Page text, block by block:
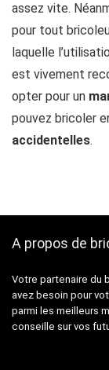
assez vite.
pour tout
laquelle
est vivement
opter pour un
pouvez bricoler
accidentelles.
A propos de
Votre partenaire du
avez besoin pour
parmi les meilleurs
conseille sur vos